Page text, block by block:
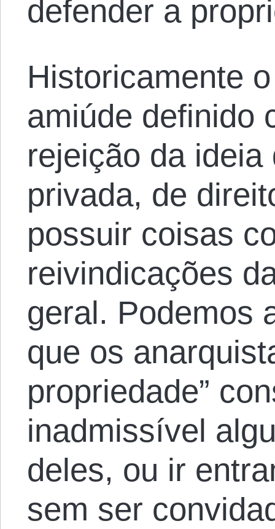
defender a
Historicamente
amiúde definido
rejeição da
privada, de
possuir coisas
reivindicações
geral. Podemos
que os
propriedade”
inadmissível
deles, ou ir
sem ser